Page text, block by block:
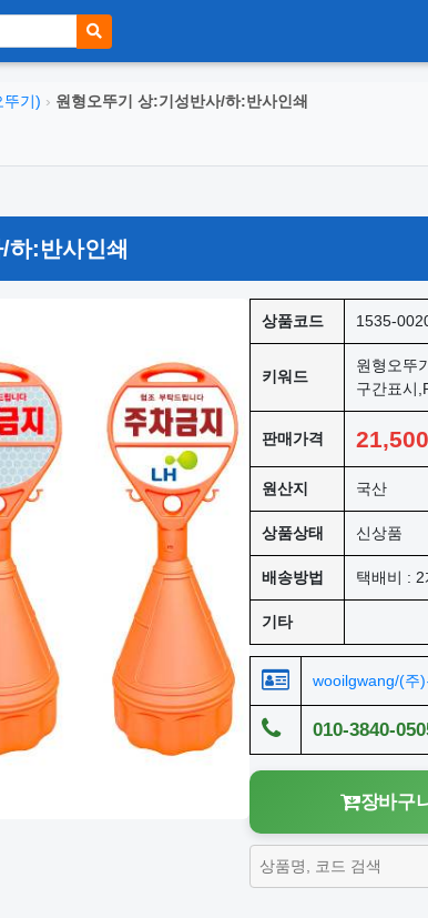
뚜기) › 원형오뚜기 상:기성반사/하:반사인쇄
하:반사인쇄
상품코드 1535-
키워드
원형오뚜
구간표시
판매가격 21,500
원산지 국산
상품상태 신상품
배송방법 택배비 :
기타
wooilgwang/(주
010-3840-
장바구